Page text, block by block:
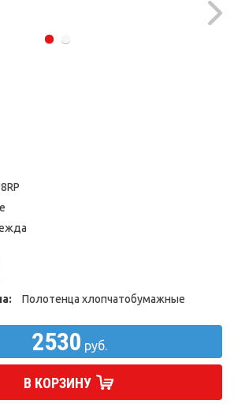
Полотенца хлопчатобумажные
2530 руб.
В КОРЗИНУ